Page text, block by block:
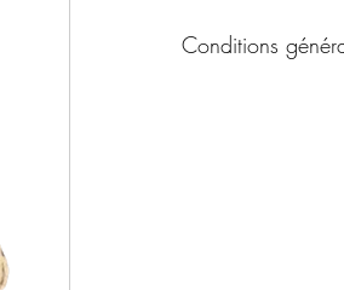
Conditions